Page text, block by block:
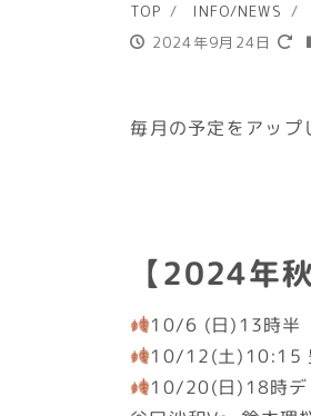
TOP INFO/NEWS
2024年9月24日
毎月の予定をアップ
【2024年
10/6 (日)13時半
10/12(土)10:15
10/20(日)18時